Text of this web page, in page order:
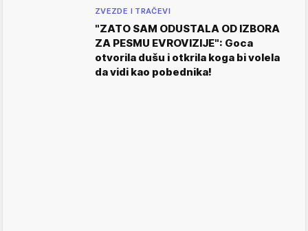
ZVEZDE I TRAČEVI
"ZATO SAM ODUSTALA OD IZBORA
ZA PESMU EVROVIZIJE": Goca
otvorila dušu i otkrila koga bi volela
da vidi kao pobednika!